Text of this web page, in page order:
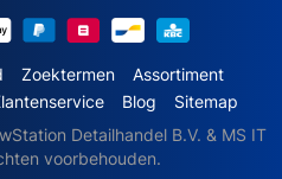
Zoektermen
Assortiment
Blog
Sitemap
Detailhandel B.V. & MS IT
voorbehouden.